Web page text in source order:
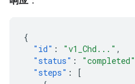
{
"id" : "v1_Chd..." ,
"status" : "completed"
"steps" :
[